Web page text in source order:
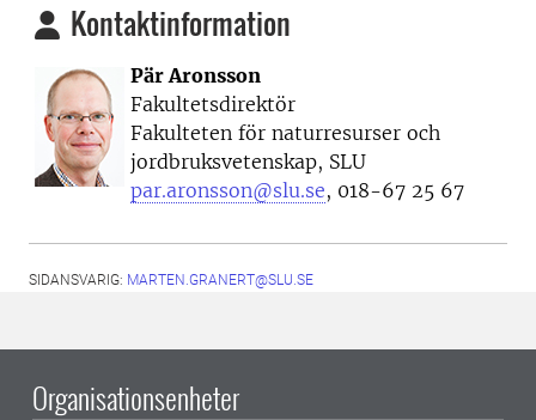
Kontaktinformation
Pär Aronsson
Fakultetsdirektör
Fakulteten för naturresurser och
jordbruksvetenskap, SLU
par.aronsson@slu.se, 018-67 25 67
SIDANSVARIG: MARTEN.GRANERT@SLU.SE
Organisationsenheter